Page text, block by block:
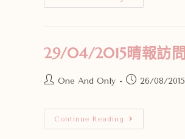
29/04/2015晴報訪問
One And Only 26/08/2015
Continue Reading